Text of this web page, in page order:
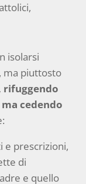
isolarsi
ma piuttosto
rifuggendo
cedendo
e prescrizioni,
di
e quello